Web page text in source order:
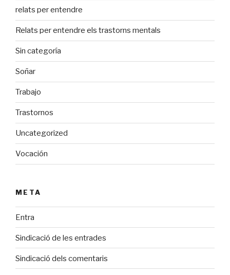
relats per entendre
Relats per entendre els trastorns mentals
Sin categoría
Soñar
Trabajo
Trastornos
Uncategorized
Vocación
META
Entra
Sindicació de les entrades
Sindicació dels comentaris